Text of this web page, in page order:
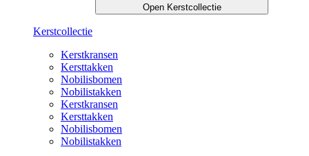
Open Kerstcollectie
Kerstcollectie
Kerstkransen
Kersttakken
Nobilisbomen
Nobilistakken
Kerstkransen
Kersttakken
Nobilisbomen
Nobilistakken